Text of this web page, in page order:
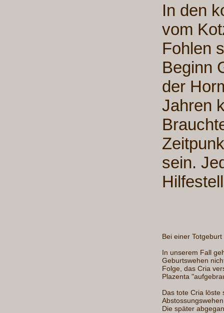
In den
vom
Fohlen
Beginn
der
Jahren
sein.
Bei einer
In unserem Fall
Geburtswehen
Folge, das Cria
Plazenta
Das tote Cria löste
Die später